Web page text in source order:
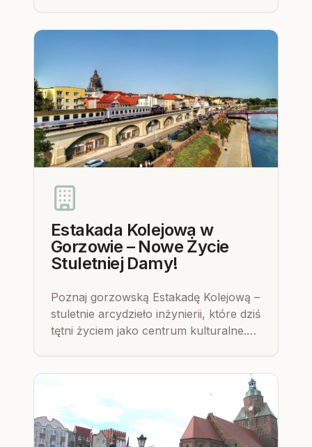
Estakada Kolejowa w
Gorzowie – Nowe Życie
Stuletniej Damy!
Poznaj gorzowską Estakadę Kolejową –
stuletnie arcydzieło inżynierii, które dziś
tętni życiem jako centrum kulturalne.